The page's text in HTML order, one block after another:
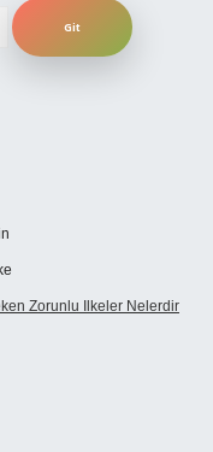
Zorunlu Ilkeler Nelerdir